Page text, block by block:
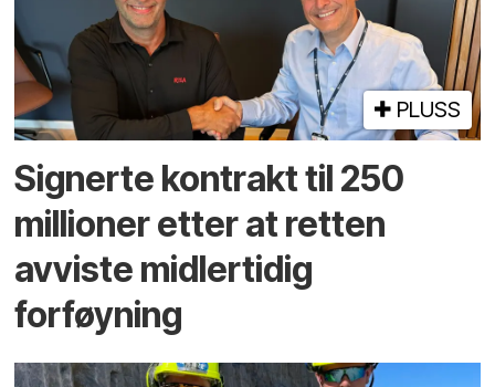
PLUSS
Signerte kontrakt til 250
millioner etter at retten
avviste midlertidig
forføyning